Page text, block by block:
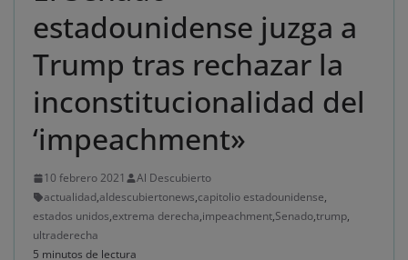
estadounidense juzga a
Trump tras rechazar la
inconstitucionalidad del
‘impeachment»
10 febrero 2021
Al Descubierto
actualidad,aldescubiertonews,capitolio estadounidense,
estados unidos,extrema derecha,impeachment,Senado,trump,
ultraderecha
5 minutos de lectura